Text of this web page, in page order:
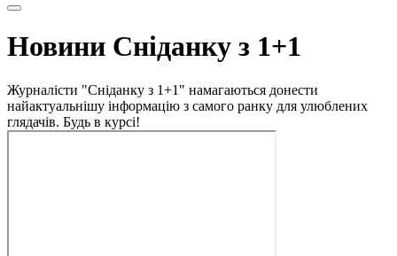
Новини Сніданку з 1+1
Журналісти "Сніданку з 1+1" намагаються донести
найактуальнішу інформацію з самого ранку для улюблених
глядачів. Будь в курсі!